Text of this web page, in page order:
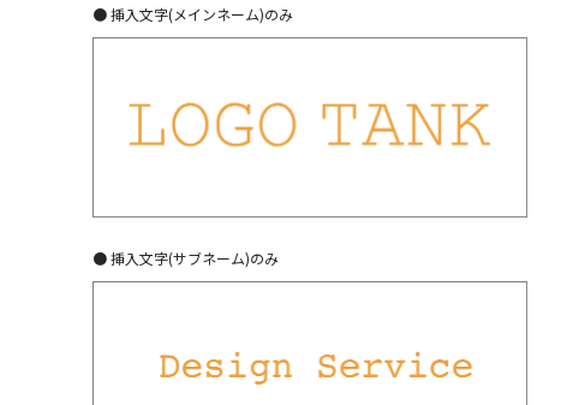
● 挿入文字(メインネーム)のみ
● 挿入文字(サブネーム)のみ